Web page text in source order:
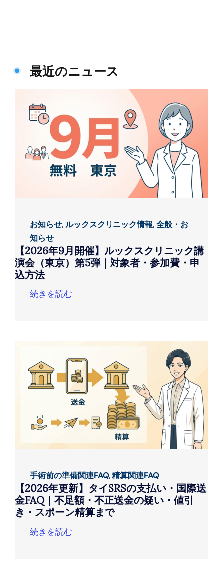
最近のニュース
お知らせ,ルックスクリニック情報,全般・お
知らせ
【2026年9月開催】ルックスクリニック講
演会（東京）第5弾｜対象者・参加費・申
込方法
続きを読む
手術前の準備関連FAQ,精算関連FAQ
【2026年更新】タイSRSの支払い・国際送
金FAQ｜不足額・不正送金の疑い・値引
き・スポーン精算まで
続きを読む